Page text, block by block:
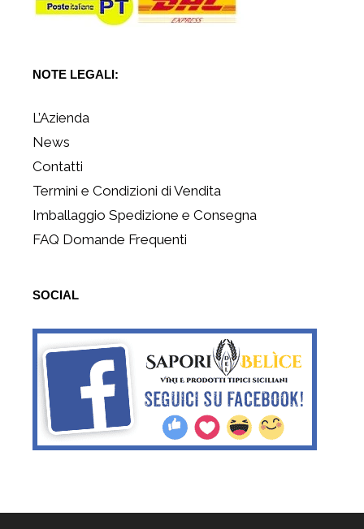
NOTE LEGALI:
L’Azienda
News
Contatti
Termini e Condizioni di Vendita
Imballaggio Spedizione e Consegna
FAQ Domande Frequenti
SOCIAL